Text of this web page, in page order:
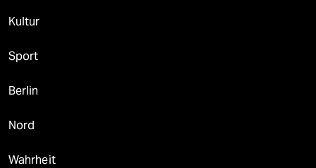
Kultur
Sport
Berlin
Nord
Wahrheit